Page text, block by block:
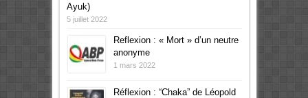
Ayuk)
5 juillet 2022
Reflexion : « Mort » d’un neutre
anonyme
1 mars 2022
Réflexion : “Chaka” de Léopold